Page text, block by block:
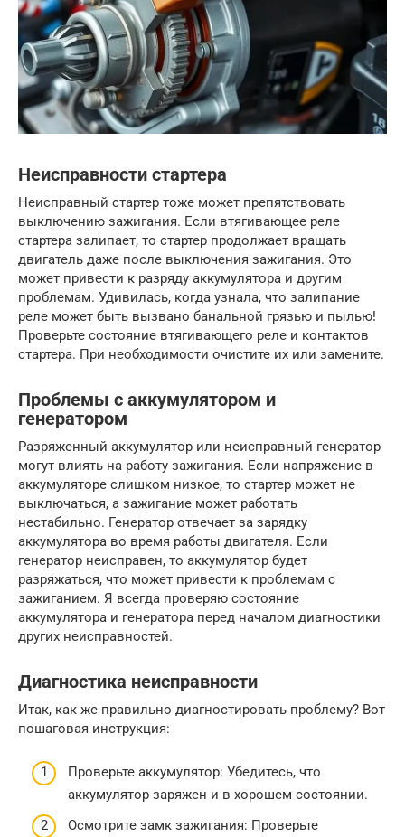
Неисправности стартера
Неисправный стартер тоже может препятствовать
выключению зажигания. Если втягивающее реле
стартера залипает, то стартер продолжает вращать
двигатель даже после выключения зажигания. Это
может привести к разряду аккумулятора и другим
проблемам. Удивилась, когда узнала, что залипание
реле может быть вызвано банальной грязью и пылью!
Проверьте состояние втягивающего реле и контактов
стартера. При необходимости очистите их или замените.
Проблемы с аккумулятором и
генератором
Разряженный аккумулятор или неисправный генератор
могут влиять на работу зажигания. Если напряжение в
аккумуляторе слишком низкое, то стартер может не
выключаться, а зажигание может работать
нестабильно. Генератор отвечает за зарядку
аккумулятора во время работы двигателя. Если
генератор неисправен, то аккумулятор будет
разряжаться, что может привести к проблемам с
зажиганием. Я всегда проверяю состояние
аккумулятора и генератора перед началом диагностики
других неисправностей.
Диагностика неисправности
Итак, как же правильно диагностировать проблему? Вот
пошаговая инструкция:
Проверьте аккумулятор: Убедитесь, что
аккумулятор заряжен и в хорошем состоянии.
Осмотрите замк зажигания: Проверьте